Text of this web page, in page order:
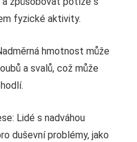
fyzické aktivity.
hmotnost může
a svalů, což může
Lidé s nadváhou
duševní problémy, jako